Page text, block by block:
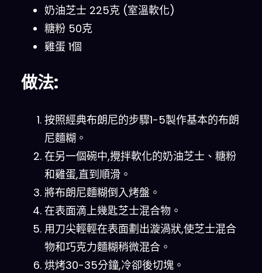
奶油芝士 225克 (室溫軟化)
糖粉 50克
雞蛋 1個
做法:
按照經典布朗尼的步驟1-5製作基本的布朗
尼麵糊。
在另一個碗中,攪拌軟化的奶油芝士、糖粉
和雞蛋,直到順滑。
將布朗尼麵糊倒入烤盤。
在表面滴上幾匙芝士混合物。
用刀尖輕輕在表面劃出漩渦狀,使芝士混合
物和巧克力麵糊稍微混合。
烘烤30-35分鐘,冷卻後切塊。